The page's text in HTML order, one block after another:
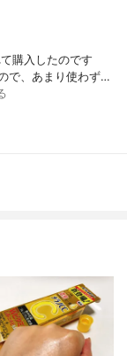
購入したのです
で、あまり使わず…